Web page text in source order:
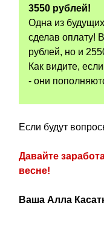
3550 рублей!
Одна из
сделав оплату!
рублей, но и
Как видите,
- они
Если будут
Давайте
весне!
Ваша Алла